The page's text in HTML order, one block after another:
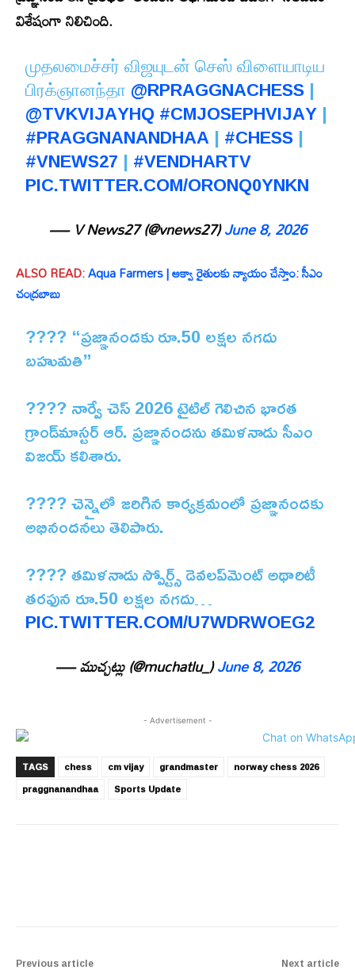
విశేషంగా నిలిచింది.
முதலமைச்சர் விஜயுடன் செஸ் விளையாடிய
பிரக்ஞானந்தா@RPRAGGNACHESS|
@TVKVIJAYHQ#CMJOSEPHVIJAY|
#PRAGGNANANDHAA|#CHESS|
#VNEWS27 |#VENDHARTV
PIC.TWITTER.COM/ORONQ0YNKN
— V News27 (@vnews27)June 8, 2026
ALSO READ:Aqua Farmers | ఆక్వా రైతులకు న్యాయం చేస్తాం: సీఎం
చంద్రబాబు
???? “ప్రజ్ఞానందకు రూ.50 లక్షల నగదు
బహుమతి”
???? నార్వే చెస్ 2026 టైటిల్ గెలిచిన భారత
గ్రాండ్‌మాస్టర్ ఆర్. ప్రజ్ఞానందను తమిళనాడు సీఎం
విజయ్ కలిశారు.
???? చెన్నైలో జరిగిన కార్యక్రమంలో ప్రజ్ఞానందకు
అభినందనలు తెలిపారు.
???? తమిళనాడు స్పోర్ట్స్ డెవలప్‌మెంట్ అథారిటీ
తరఫున రూ.50 లక్షల నగదు…
PIC.TWITTER.COM/U7WDRWOEG2
— ముచ్చట్లు (@muchatlu_)June 8, 2026
- Advertisement -
TAGS chess cm vijay grandmaster
norway chess 2026
praggnanandhaa
Sports Update
Previous article Next article